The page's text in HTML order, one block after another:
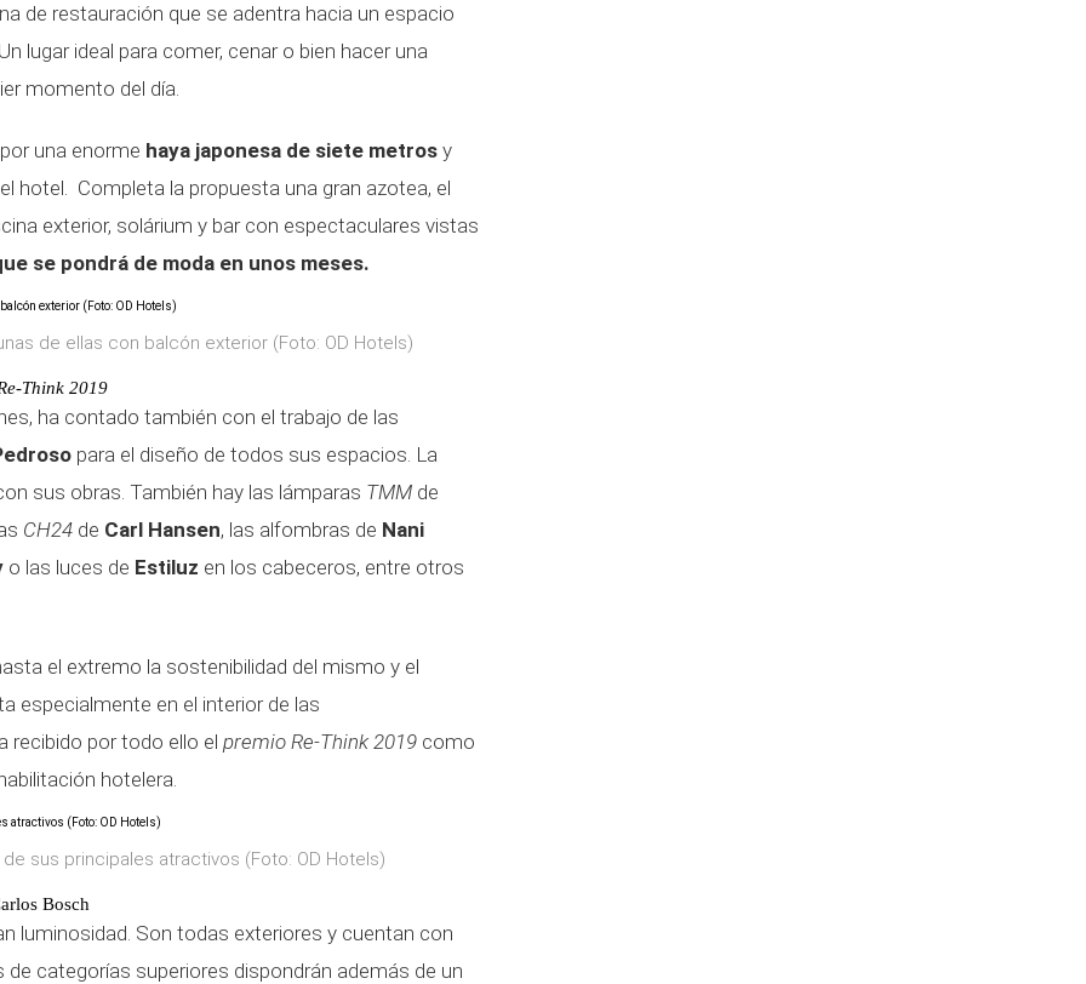
de restauración que se adentra hacia un espacio
lugar ideal para comer, cenar o bien hacer una
momento del día.
una enorme haya japonesa de siete metros y
hotel. Completa la propuesta una gran azotea, el
exterior, solárium y bar con espectaculares vistas
se pondrá de moda en unos meses.
de ellas con balcón exterior (Foto: OD Hotels)
Think 2019
ha contado también con el trabajo de las
para el diseño de todos sus espacios. La
sus obras. También hay las lámparas TMM de
CH24 de Carl Hansen, las alfombras de Nani
o las luces de Estiluz en los cabeceros, entre otros
el extremo la sostenibilidad del mismo y el
especialmente en el interior de las
recibido por todo ello el premio Re-Think 2019 como
hotelera.
sus principales atractivos (Foto: OD Hotels)
Bosch
luminosidad. Son todas exteriores y cuentan con
de categorías superiores dispondrán además de un